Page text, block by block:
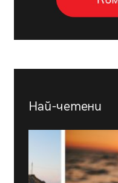
Най-четени